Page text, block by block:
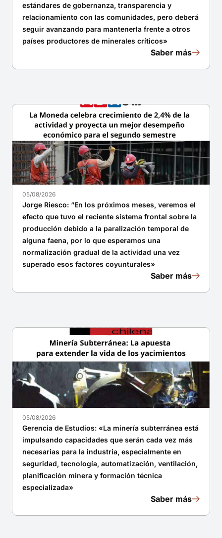
estándares de gobernanza, transparencia y
relacionamiento con las comunidades, pero deberá
seguir avanzando para mantenerla frente a otros
países productores de minerales críticos»
Saber más
05/08/2026
Jorge Riesco: “En los próximos meses, veremos el
efecto que tuvo el reciente sistema frontal sobre la
producción debido a la paralización temporal de
alguna faena, por lo que esperamos una
normalización gradual de la actividad una vez
superado esos factores coyunturales»
Saber más
05/08/2026
Gerencia de Estudios: «La minería subterránea está
impulsando capacidades que serán cada vez más
necesarias para la industria, especialmente en
seguridad, tecnología, automatización, ventilación,
planificación minera y formación técnica
especializada»
Saber más